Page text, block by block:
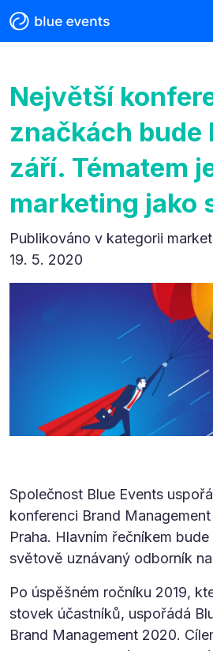
Největší
značkách bude
září. Tématem
marketing jako
Publikováno v kategorii
19. 5. 2020
Společnost Blue Events
konferenci Brand
Praha. Hlavním řečníkem
světově uznávaný odborník
Po úspěšném ročníku 2019,
stovek účastníků, uspořádá
Brand Management 2020.